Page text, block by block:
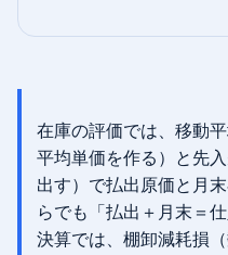
在庫の評価では、移動
平均単価を作る）と先
出す）で払出原価と月
らでも「払出＋月末＝
決算では、棚卸減耗損